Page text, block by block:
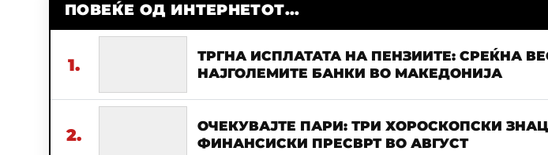
ПОВЕЌЕ ОД ИНТЕРНЕТОТ...
1.
ТРГНА ИСПЛАТАТА НА ПЕНЗИИТЕ: СРЕЌНА
НАЈГОЛЕМИТЕ БАНКИ ВО МАКЕДОНИЈА
2.
ОЧЕКУВАЈТЕ ПАРИ: ТРИ ХОРОСКОПСКИ
ФИНАНСИСКИ ПРЕСВРТ ВО АВГУСТ